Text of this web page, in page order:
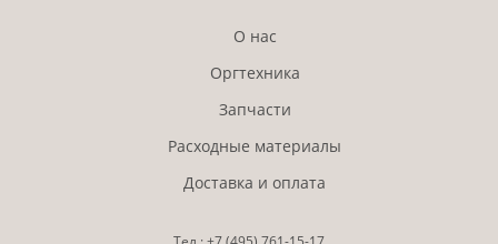
О нас
Оргтехника
Запчасти
Расходные материалы
Доставка и оплата